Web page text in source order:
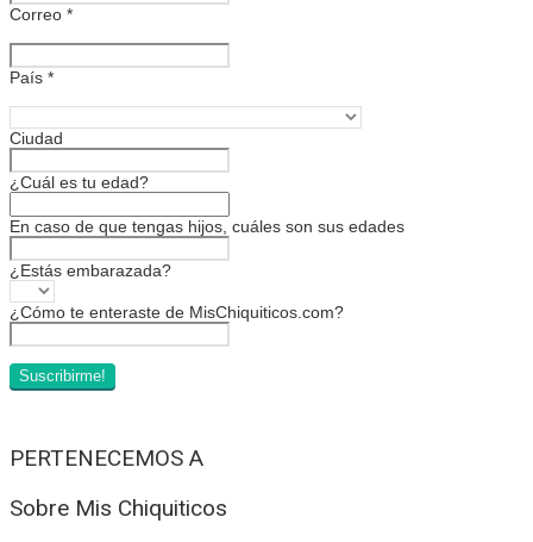
Correo *
País *
Ciudad
¿Cuál es tu edad?
En caso de que tengas hijos, cuáles son sus edades
¿Estás embarazada?
¿Cómo te enteraste de MisChiquiticos.com?
PERTENECEMOS A
Sobre Mis Chiquiticos